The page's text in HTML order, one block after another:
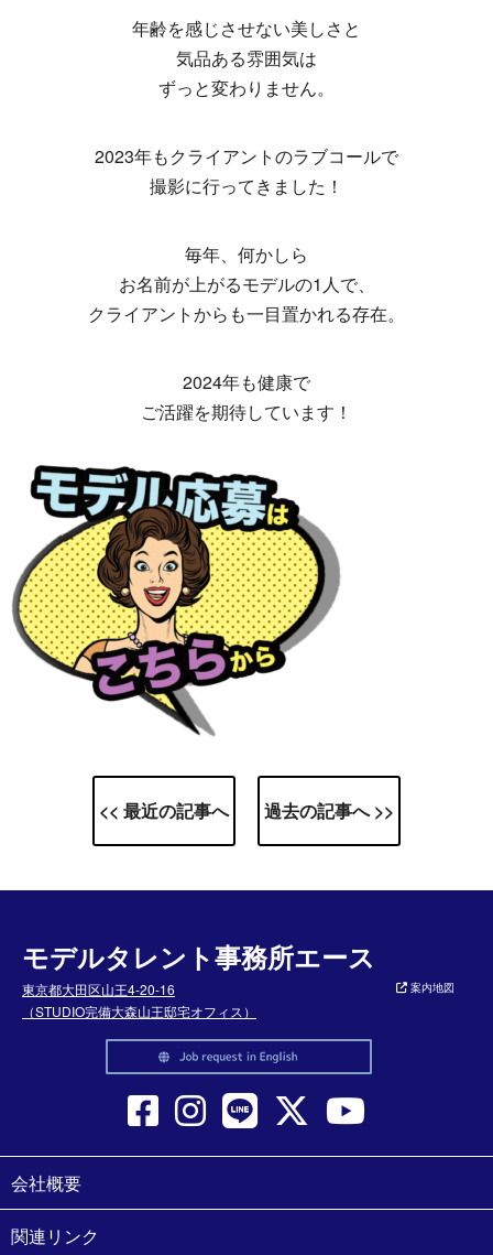
年齢を感じさせない美しさと
気品ある雰囲気は
ずっと変わりません。
2023年もクライアントのラブコールで
撮影に行ってきました！
毎年、何かしら
お名前が上がるモデルの1人で、
クライアントからも一目置かれる存在。
2024年も健康で
ご活躍を期待しています！
<< 最近の記事へ 過去の記事へ >>
モデルタレント事務所エース
東京都大田区山王4-20-16
（STUDIO完備大森山王邸宅オフィス）
案内地図
会社概要
関連リンク